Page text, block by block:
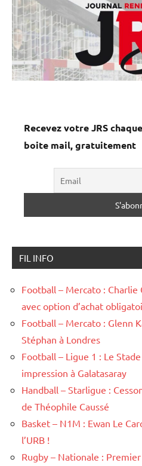
Recevez votre JRS
boite mail, gratuitement
FIL INFO
Football – Mercato : Charlie
avec option d’achat
Football – Mercato : Glenn
Stéphan à Londres
Football – Ligue 1 : Le
impression à Galatasaray
Handball – Starligue :
de Théophile Caussé
Basket – N1M : Ewan Le
l’URB !
Rugby – Nationale :